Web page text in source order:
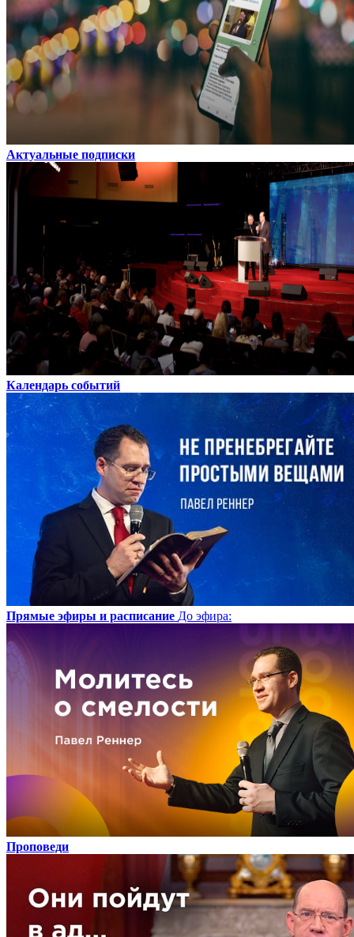
Актуальные подписки
Календарь событий
Прямые эфиры и расписание До эфира:
Проповеди